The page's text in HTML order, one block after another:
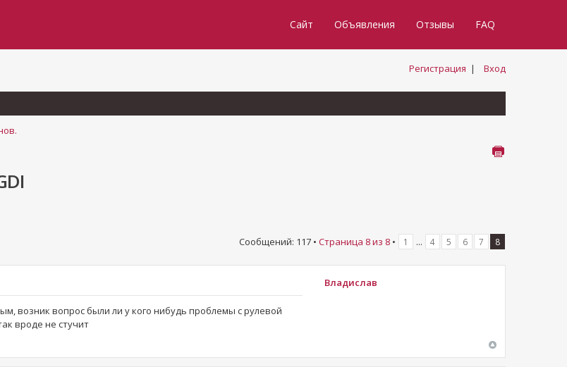
Сайт Объявления Отзывы FAQ
Регистрация | Вход
Сообщений: 117 • Страница 8из 8 • 1 ... 4 5 6 7 8
возник вопрос были ли у кого нибудь проблемы с рулевой
вроде не стучит
Владислав